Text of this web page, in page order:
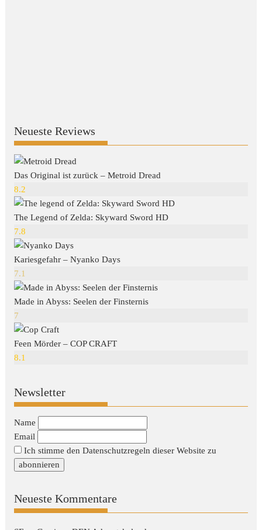
Neueste Reviews
Das Original ist zurück – Metroid Dread
8.2
The Legend of Zelda: Skyward Sword HD
7.8
Kariesgefahr – Nyanko Days
7.1
Made in Abyss: Seelen der Finsternis
7
Feen Mörder – COP CRAFT
8.1
Newsletter
Name
Email
Ich stimme den Datenschutzregeln dieser Website zu
Neueste Kommentare